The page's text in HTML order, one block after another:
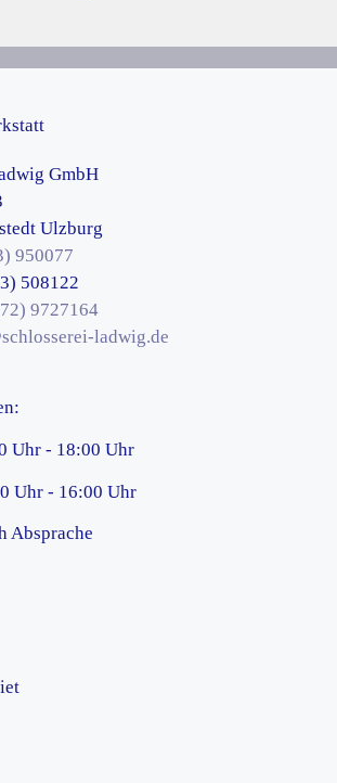
GmbH
Ulzburg
950077
508122
9727164
ladwig.de
Uhr - 18:00 Uhr
Uhr - 16:00 Uhr
Absprache